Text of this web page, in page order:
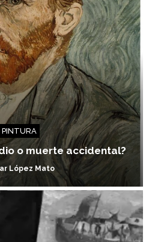
PINTURA
o muerte accidental?
López Mato